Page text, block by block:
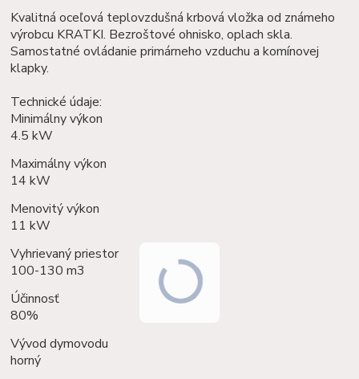
Kvalitná oceľová teplovzdušná krbová vložka od známeho
výrobcu KRATKI. Bezroštové ohnisko, oplach skla.
Samostatné ovládanie primárneho vzduchu a komínovej
klapky.
Technické údaje:
Minimálny výkon
4.5 kW
Maximálny výkon
14 kW
Menovitý výkon
11 kW
Vyhrievaný priestor
100-130 m3
Účinnosť
80%
Vývod dymovodu
horný